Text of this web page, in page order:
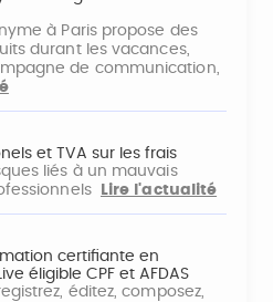
à Paris propose des
durant les vacances,
de communication,
et TVA sur les frais
liés à un mauvais
Lire l'actualité
certifiante en
éligible CPF et AFDAS
éditez, composez,